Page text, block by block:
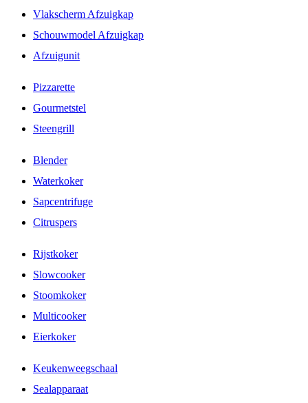
Vlakscherm Afzuigkap
Schouwmodel Afzuigkap
Afzuigunit
Pizzarette
Gourmetstel
Steengrill
Blender
Waterkoker
Sapcentrifuge
Citruspers
Rijstkoker
Slowcooker
Stoomkoker
Multicooker
Eierkoker
Keukenweegschaal
Sealapparaat